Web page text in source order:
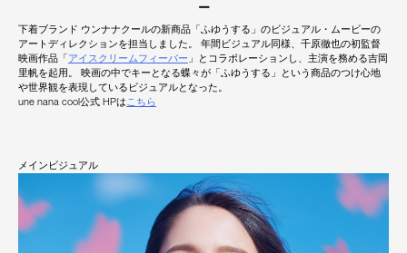
ー
下着ブランド ウンナナクールの新商品「ふゆうする」のビジュアル・ムービーの
アートディレクションを担当しました。 年間ビジュアル同様、千原徹也の初監督
映画作品「アイスクリームフィーバー 」とコラボレーションし、主演を務める吉岡
里帆を起用。 映画の中でキーとなる蝶々が「ふゆうする」という商品のつけ心地
や世界観を表現しているビジュアルとなった。
une nana cool公式 HPは こちら
メインビジュアル